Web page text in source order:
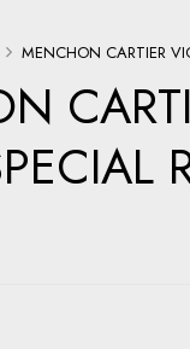
MENCHON CARTIER